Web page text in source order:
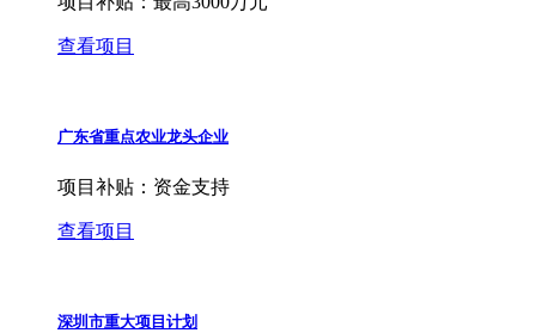
查看项目
广东省重点农业龙头企业
项目补贴： 资金支持
查看项目
深圳市重大项目计划